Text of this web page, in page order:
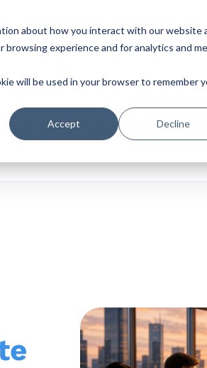
about how you interact with our website
experience and for analytics and
will be used in your browser to remember
Accept Decline
Ölçülebilir Aksiyona
deneyimi yönetimine geçerek